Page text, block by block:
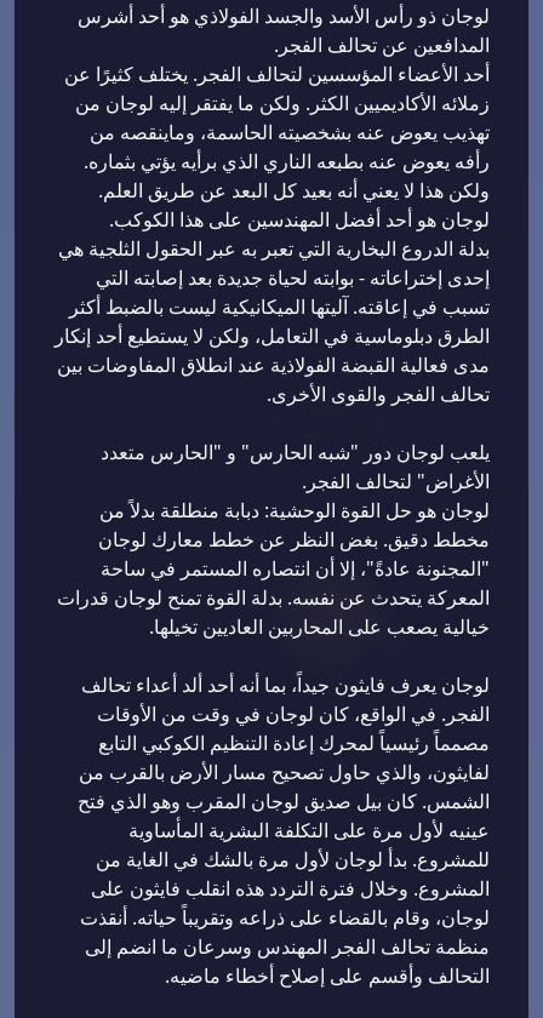
لوجان ذو رأس الأسد والجسد الفولاذي هو أحد أشرس
المدافعين عن تحالف الفجر.
أحد الأعضاء المؤسسين لتحالف الفجر. يختلف كثيرًا عن
زملائه الأكاديميين الكثر. ولكن ما يفتقر إليه لوجان من
تهذيب يعوض عنه بشخصيته الحاسمة، وماينقصه من
رأفه يعوض عنه بطبعه الناري الذي برأيه يؤتي بثماره.
ولكن هذا لا يعني أنه بعيد كل البعد عن طريق العلم.
لوجان هو أحد أفضل المهندسين على هذا الكوكب.
بدلة الدروع البخارية التي تعبر به عبر الحقول الثلجية هي
إحدى إختراعاته - بوابته لحياة جديدة بعد إصابته التي
تسبب في إعاقته. آليتها الميكانيكية ليست بالضبط أكثر
الطرق دبلوماسية في التعامل، ولكن لا يستطيع أحد إنكار
مدى فعالية القبضة الفولاذية عند انطلاق المفاوضات بين
تحالف الفجر والقوى الأخرى.
يلعب لوجان دور "شبه الحارس" و "الحارس متعدد
الأغراض" لتحالف الفجر.
لوجان هو حل القوة الوحشية: دبابة منطلقة بدلاً من
مخطط دقيق. بغض النظر عن خطط معارك لوجان
"المجنونة عادةً"، إلا أن انتصاره المستمر في ساحة
المعركة يتحدث عن نفسه. بدلة القوة تمنح لوجان قدرات
خيالية يصعب على المحاربين العاديين تخيلها.
لوجان يعرف فايثون جيداً، بما أنه أحد ألد أعداء تحالف
الفجر. في الواقع، كان لوجان في وقت من الأوقات
مصمماً رئيسياً لمحرك إعادة التنظيم الكوكبي التابع
لفايثون، والذي حاول تصحيح مسار الأرض بالقرب من
الشمس. كان بيل صديق لوجان المقرب وهو الذي فتح
عينيه لأول مرة على التكلفة البشرية المأساوية
للمشروع. بدأ لوجان لأول مرة بالشك في الغاية من
المشروع. وخلال فترة التردد هذه انقلب فايثون على
لوجان، وقام بالقضاء على ذراعه وتقريباً حياته. أنقذت
منظمة تحالف الفجر المهندس وسرعان ما انضم إلى
التحالف وأقسم على إصلاح أخطاء ماضيه.